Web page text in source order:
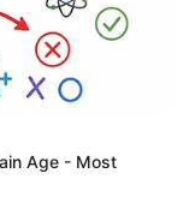
Age - Most